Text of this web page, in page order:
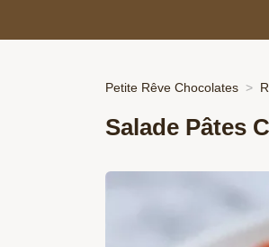
Petite Rêve Chocolates
Salade Pâtes